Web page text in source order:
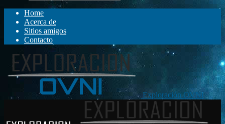
Home
Acerca de
Sitios amigos
Contacto
Exploración OVNI